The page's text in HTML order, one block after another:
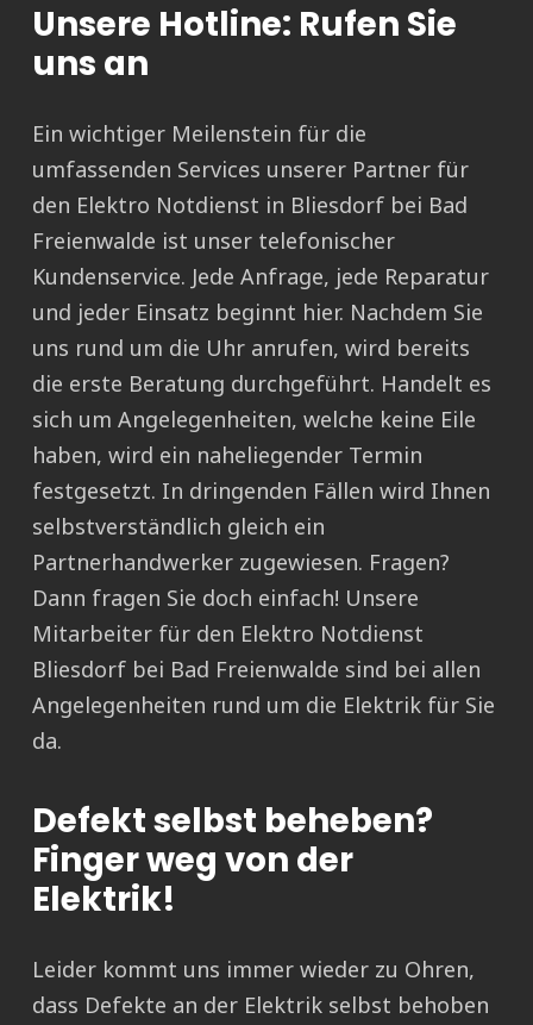
Unsere Hotline: Rufen Sie
uns an
Ein wichtiger Meilenstein für die
umfassenden Services unserer Partner für
den Elektro Notdienst in Bliesdorf bei Bad
Freienwalde ist unser telefonischer
Kundenservice. Jede Anfrage, jede Reparatur
und jeder Einsatz beginnt hier. Nachdem Sie
uns rund um die Uhr anrufen, wird bereits
die erste Beratung durchgeführt. Handelt es
sich um Angelegenheiten, welche keine Eile
haben, wird ein naheliegender Termin
festgesetzt. In dringenden Fällen wird Ihnen
selbstverständlich gleich ein
Partnerhandwerker zugewiesen. Fragen?
Dann fragen Sie doch einfach! Unsere
Mitarbeiter für den Elektro Notdienst
Bliesdorf bei Bad Freienwalde sind bei allen
Angelegenheiten rund um die Elektrik für Sie
da.
Defekt selbst beheben?
Finger weg von der
Elektrik!
Leider kommt uns immer wieder zu Ohren,
dass Defekte an der Elektrik selbst behoben